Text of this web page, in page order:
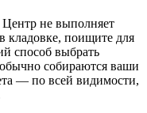
не выполняет
кладовке, поищите для
способ выбрать
собираются ваши
— по всей видимости,